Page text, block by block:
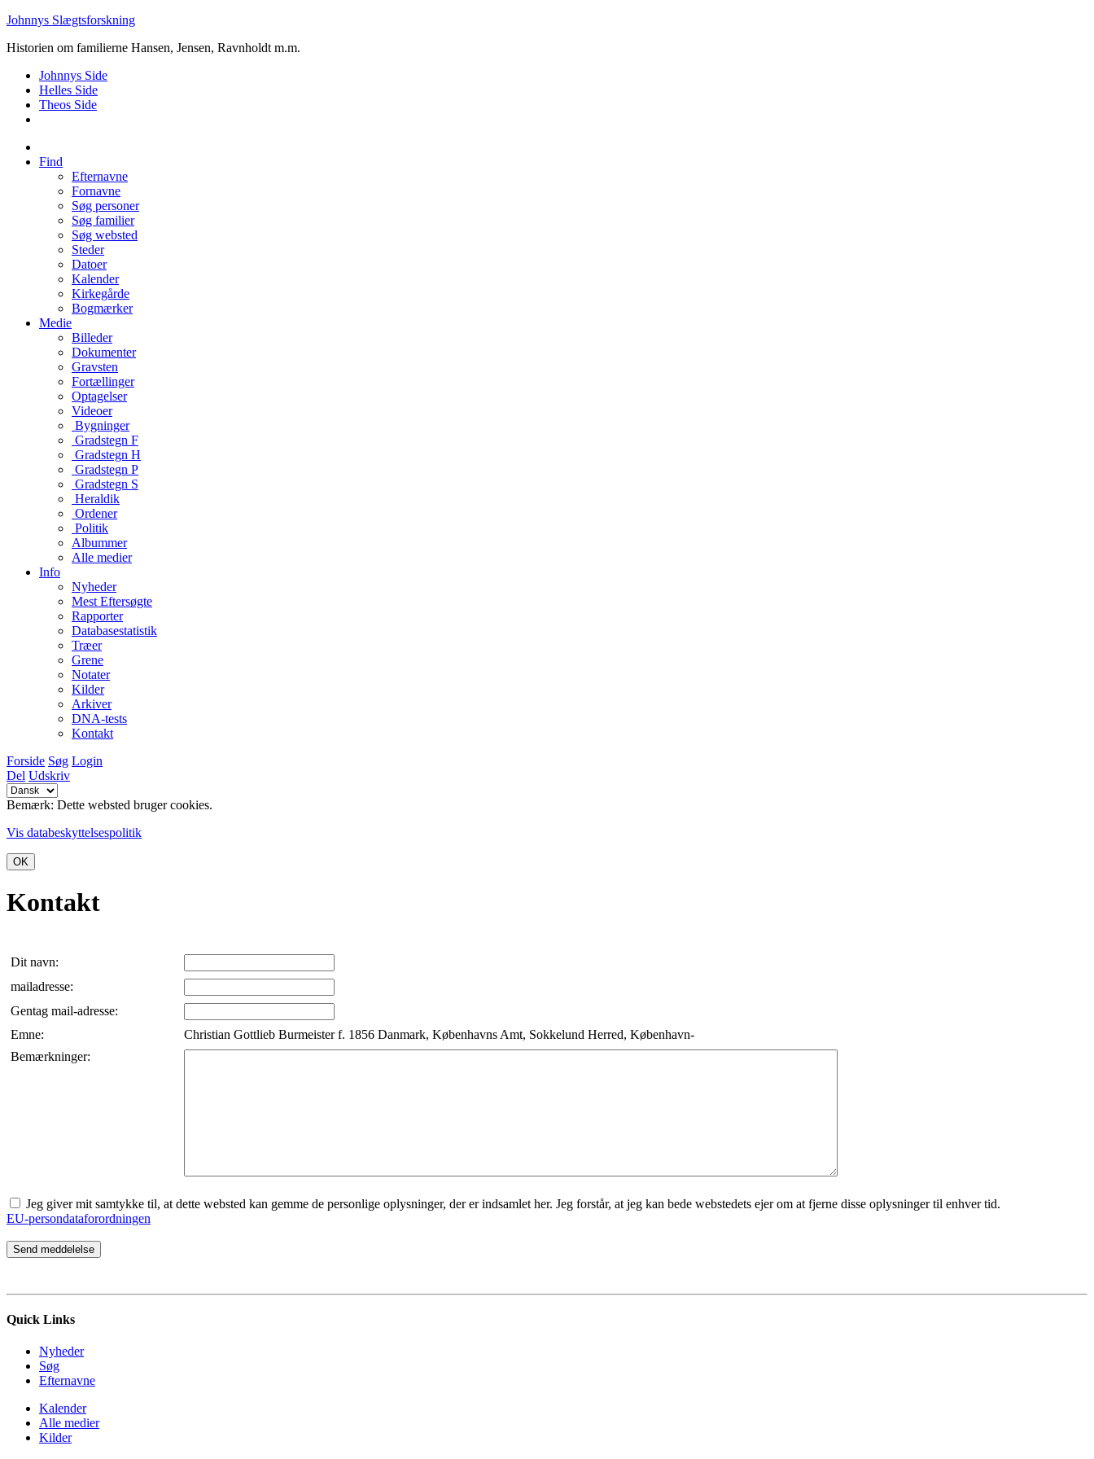
Johnnys Slægtsforskning
Historien om familierne Hansen, Jensen, Ravnholdt m.m.
Johnnys Side
Helles Side
Theos Side
Find
Efternavne
Fornavne
Søg personer
Søg familier
Søg websted
Steder
Datoer
Kalender
Kirkegårde
Bogmærker
Medie
Billeder
Dokumenter
Gravsten
Fortællinger
Optagelser
Videoer
Bygninger
Gradstegn F
Gradstegn H
Gradstegn P
Gradstegn S
Heraldik
Ordener
Politik
Albummer
Alle medier
Info
Nyheder
Mest Eftersøgte
Rapporter
Databasestatistik
Træer
Grene
Notater
Kilder
Arkiver
DNA-tests
Kontakt
Forside Søg Login
Del Udskriv
Bemærk: Dette websted bruger cookies.
Vis databeskyttelsespolitik
OK
Kontakt
Dit navn:
mailadresse:
Gentag mail-adresse:
Emne:
Christian Gottlieb Burmeister f. 1856 Danmark, Københavns Amt, Sokkelund Herred, København-
Bemærkninger:
Jeg giver mit samtykke til, at dette websted kan gemme de personlige oplysninger, der er indsamlet her. Jeg forstår, at jeg kan bede webstedets ejer om at fjerne disse oplysninger til enhver tid.
EU-persondataforordningen
Quick Links
Nyheder
Søg
Efternavne
Kalender
Alle medier
Kilder